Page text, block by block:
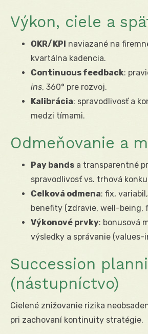
Výkon, ciele a
OKR/KPI naviazané na
kvartálna kadencia.
Continuous feedback:
ins, 360° pre rozvoj.
Kalibrácia: spravodlivosť a
medzi tímami.
Odmeňovanie a
Pay bands a transparentné
spravodlivosť vs. trhová
Celková odmena: fix,
benefity (zdravie, well-being,
Výkonové prvky: bonusová
výsledky a správanie (values-
Succession
(nástupníctvo)
Cielené znižovanie rizika
pri zachovaní kontinuity stratégie.